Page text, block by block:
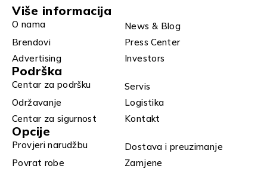
Više informacija
O nama
News & Blog
Brendovi
Press Center
Advertising
Investors
Podrška
Centar za podršku
Servis
Održavanje
Logistika
Centar za sigurnost
Kontakt
Opcije
Provjeri narudžbu
Dostava i preuzimanje
Povrat robe
Zamjene